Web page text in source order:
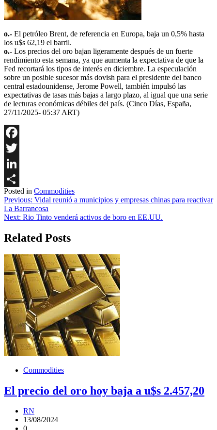
o.- El petróleo Brent, de referencia en Europa, baja un 0,5% hasta
los u$s 62,19 el barril.
o.- Los precios del oro bajan ligeramente después de un fuerte
rendimiento esta semana, ya que aumenta la expectativa de que la
Fed recortará los tipos de interés en diciembre. La especulación
sobre un posible sucesor más dovish para el presidente del banco
central estadounidense, Jerome Powell, también impulsó las
expectativas de tasas más bajas a largo plazo, al igual que una serie
de lecturas económicas débiles del país. (Cinco Días, España,
27/11/2025- 05:37 ART)
Facebook
Twitter
LinkedIn
Share
Posted in Commodities
Navegación
de
Previous: Vidal reunió a municipios y empresas chinas para reactivar
La Barrancosa
Next: Rio Tinto venderá activos de boro en EE.UU.
Related Posts
Commodities
El precio del oro hoy baja a u$s 2.457,20
RN
13/08/2024